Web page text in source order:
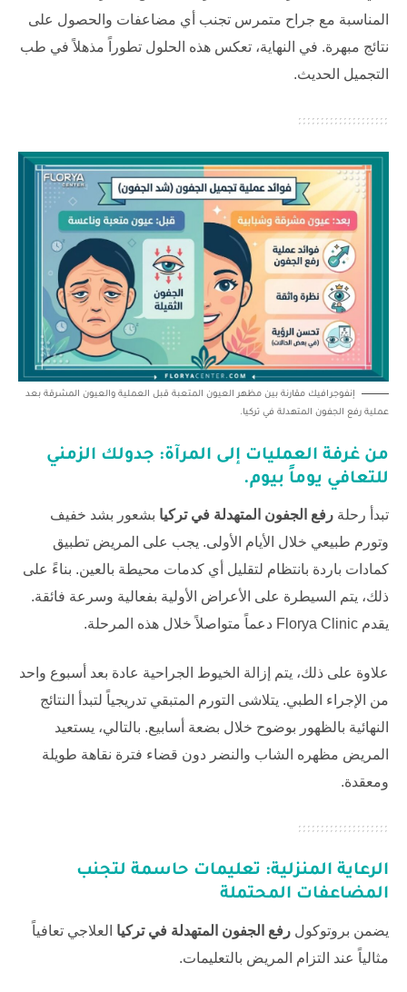
المناسبة مع جراح متمرس تجنب أي مضاعفات والحصول على
نتائج مبهرة. في النهاية، تعكس هذه الحلول تطوراً مذهلاً في طب
التجميل الحديث.
إنفوجرافيك مقارنة بين مظهر العيون المتعبة قبل العملية والعيون المشرقة بعد
عملية رفع الجفون المتهدلة في تركيا.
من غرفة العمليات إلى المرآة: جدولك الزمني
للتعافي يوماً بيوم.
تبدأ رحلة رفع الجفون المتهدلة في تركيا بشعور بشد خفيف
وتورم طبيعي خلال الأيام الأولى. يجب على المريض تطبيق
كمادات باردة بانتظام لتقليل أي كدمات محيطة بالعين. بناءً على
ذلك، يتم السيطرة على الأعراض الأولية بفعالية وسرعة فائقة.
يقدم Florya Clinic دعماً متواصلاً خلال هذه المرحلة.
علاوة على ذلك، يتم إزالة الخيوط الجراحية عادة بعد أسبوع واحد
من الإجراء الطبي. يتلاشى التورم المتبقي تدريجياً لتبدأ النتائج
النهائية بالظهور بوضوح خلال بضعة أسابيع. بالتالي، يستعيد
المريض مظهره الشاب والنضر دون قضاء فترة نقاهة طويلة
ومعقدة.
الرعاية المنزلية: تعليمات حاسمة لتجنب
المضاعفات المحتملة
يضمن بروتوكول رفع الجفون المتهدلة في تركيا العلاجي تعافياً
مثالياً عند التزام المريض بالتعليمات.